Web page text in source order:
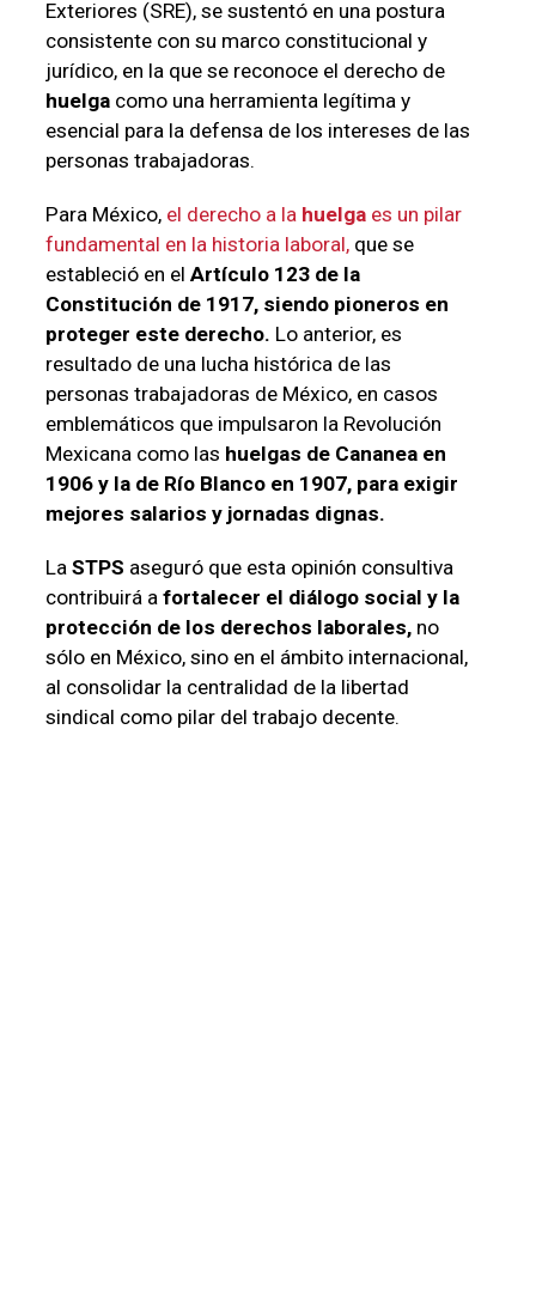
Exteriores (SRE), se sustentó en una postura
consistente con su marco constitucional y
jurídico, en la que se reconoce el derecho de
huelgacomo una herramienta legítima y
esencial para la defensa de los intereses de las
personas trabajadoras.
Para México,el derecho a la huelgaes un pilar
fundamental en la historia laboral,que se
estableció en el Artículo 123 de la
Constitución de 1917, siendo pioneros en
proteger este derecho. Lo anterior, es
resultado de una lucha histórica de las
personas trabajadoras de México, en casos
emblemáticos que impulsaron la Revolución
Mexicana como las huelgas de Cananea en
1906 y la de Río Blanco en 1907, para exigir
mejores salarios y jornadas dignas.
La STPS aseguró que esta opinión consultiva
contribuirá a fortalecer el diálogo social y la
protección de los derechos laborales, no
sólo en México, sino en el ámbito internacional,
al consolidar la centralidad de la libertad
sindical como pilar del trabajo decente.